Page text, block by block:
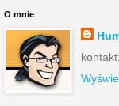
O mnie